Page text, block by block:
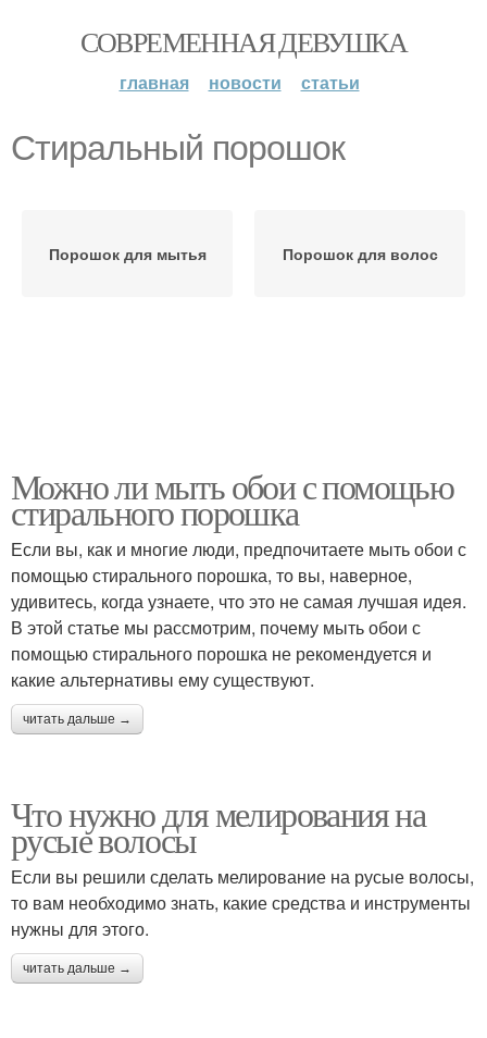
СОВРЕМЕННАЯ ДЕВУШКА
главная новости статьи
Стиральный порошок
Порошок для мытья Порошок для волос
Можно ли мыть обои с помощью
стирального порошка
Если вы, как и многие люди, предпочитаете мыть обои с
помощью стирального порошка, то вы, наверное,
удивитесь, когда узнаете, что это не самая лучшая идея.
В этой статье мы рассмотрим, почему мыть обои с
помощью стирального порошка не рекомендуется и
какие альтернативы ему существуют.
читать дальше →
Что нужно для мелирования на
русые волосы
Если вы решили сделать мелирование на русые волосы,
то вам необходимо знать, какие средства и инструменты
нужны для этого.
читать дальше →